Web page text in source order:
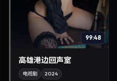
99:48
高雄港边回声室
电视剧 2024